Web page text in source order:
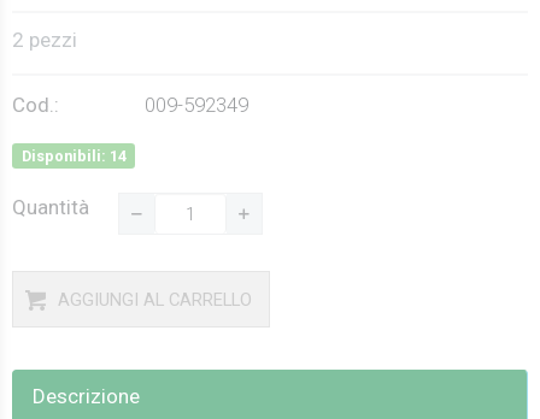
2 pezzi
Cod.: 009-592349
Disponibili: 14
Quantità
AGGIUNGI AL CARRELLO
Descrizione